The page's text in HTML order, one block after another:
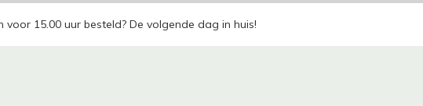
voor 15.00 uur besteld? De volgende dag in huis!